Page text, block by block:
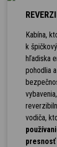
Kabína,
k
hľadiska
pohodlia a
vodiča,